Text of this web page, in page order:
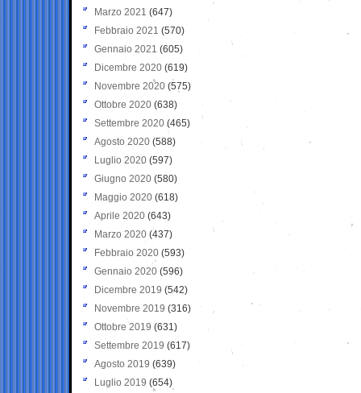
Marzo 2021 (647)
Febbraio 2021 (570)
Gennaio 2021 (605)
Dicembre 2020 (619)
Novembre 2020 (575)
Ottobre 2020 (638)
Settembre 2020(465)
Agosto 2020 (588)
Luglio 2020 (597)
Giugno 2020 (580)
Maggio 2020 (618)
Aprile 2020 (643)
Marzo 2020 (437)
Febbraio 2020 (593)
Gennaio 2020 (596)
Dicembre 2019 (542)
Novembre 2019 (316)
Ottobre 2019 (631)
Settembre 2019 (617)
Agosto 2019 (639)
Luglio 2019 (654)